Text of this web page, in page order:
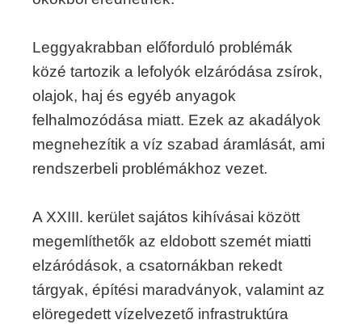
Leggyakrabban előforduló problémák
közé tartozik a lefolyók elzáródása zsírok,
olajok, haj és egyéb anyagok
felhalmozódása miatt. Ezek az akadályok
megnehezítik a víz szabad áramlását, ami
rendszerbeli problémákhoz vezet.
A XXIII. kerület sajátos kihívásai között
megemlíthetők az eldobott szemét miatti
elzáródások, a csatornákban rekedt
tárgyak, építési maradványok, valamint az
elöregedett vízelvezető infrastruktúra